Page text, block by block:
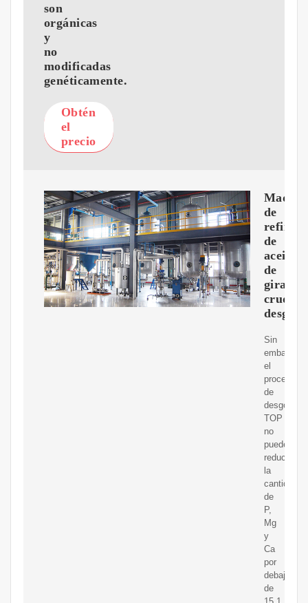
son
orgánicas
y
no
modificadas
genéticamente.
Obtén
el
precio
de
de
aceite
de
girasol
crudo
Sin
embargo,
el
proceso
de
TOP
no
puede
reducir
la
cantidad
de
P,
Mg
y
Ca
por
debajo
de